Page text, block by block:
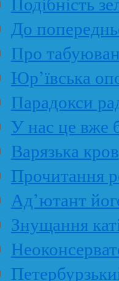
До
Про
Юр’ївська
Парадокси
У нас це вже
Варязька кров
Прочитання
Ад’ютант
Знущання